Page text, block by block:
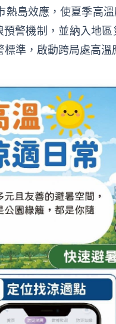
島效應，使夏季高
警機制，並納入地
準，啟動跨局處高溫